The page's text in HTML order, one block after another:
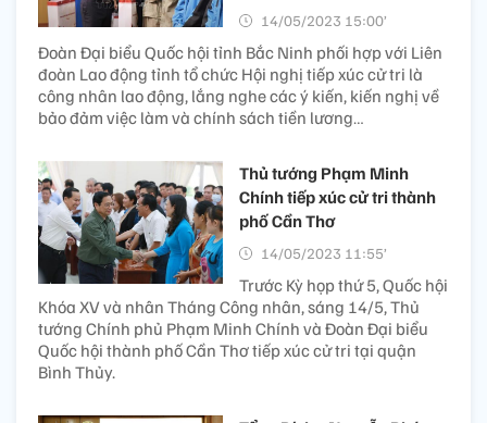
14/05/2023 15:00’
Đoàn Đại biểu Quốc hội tỉnh Bắc Ninh phối hợp với Liên
đoàn Lao động tỉnh tổ chức Hội nghị tiếp xúc cử tri là
công nhân lao động, lắng nghe các ý kiến, kiến nghị về
bảo đảm việc làm và chính sách tiền lương…
Thủ tướng Phạm Minh
Chính tiếp xúc cử tri thành
phố Cần Thơ
14/05/2023 11:55’
Trước Kỳ họp thứ 5, Quốc hội
Khóa XV và nhân Tháng Công nhân, sáng 14/5, Thủ
tướng Chính phủ Phạm Minh Chính và Đoàn Đại biểu
Quốc hội thành phố Cần Thơ tiếp xúc cử tri tại quận
Bình Thủy.